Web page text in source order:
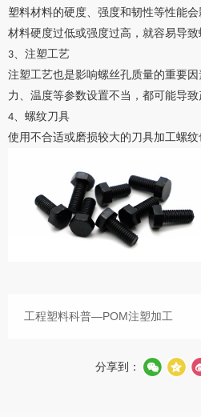
塑料材料的硬度、强度和韧性等性能
材料硬度过低或强度过高，就容易导致
3、 注塑工艺
注塑工艺也是影响螺丝孔质量的重要
力、温度等参数设置不当，都可能导致
4、 螺纹刀具
使用不合适或磨损较大的刀具加工螺纹
工程塑料科普—POM注塑加工
分享到：